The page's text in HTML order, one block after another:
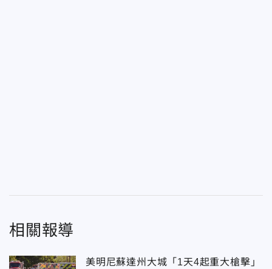
相關報導
美明尼蘇達州大城「1天4起重大槍擊」